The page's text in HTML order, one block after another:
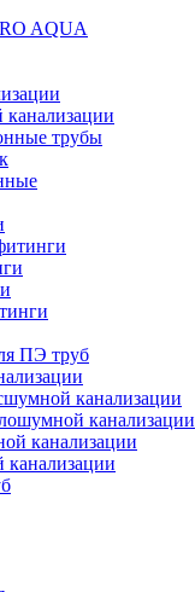
AQUA
канализации
трубы
ПЭ труб
канализации
канализации
канализации